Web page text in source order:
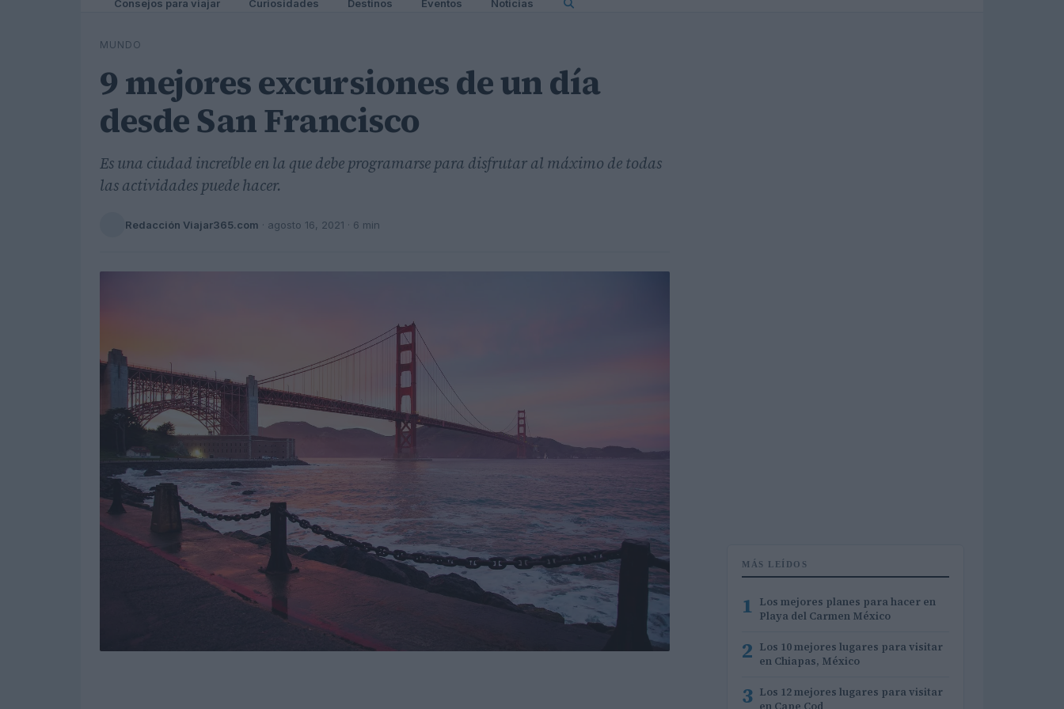
Consejos para viajar Curiosidades Destinos Eventos Noticias
MUNDO
9 mejores excursiones de un día
desde San Francisco
Es una ciudad increíble en la que debe programarse para disfrutar al máximo de todas
las actividades puede hacer.
Redacción Viajar365.com · agosto 16, 2021 · 6 min
MÁS LEÍDOS
1 Los mejores planes para hacer en
Playa del Carmen México
2 Los 10 mejores lugares para visitar
en Chiapas, México
3 Los 12 mejores lugares para visitar
en Cape Cod